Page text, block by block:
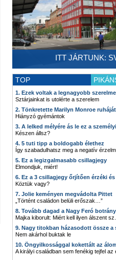
ITT JÁRTUNK:
TOP
1. Ezek voltak a legnagyobb
Sztárjainkat is utolérte a szerelem
2. Tönkretette Marilyn Monroe
Hiányzó gyémántok
3. A lelked mélyére ás le ez a
Készen állsz?
4. 5 tuti tipp a boldogabb élethez
Így szabadulhatsz meg a negatív
5. Ez a legizgalmasabb csillagjegy
Elmondjuk, miért!
6. Ez a 3 csillagjegy őrjítően érzéki
Köztük vagy?
7. Jolie keményen megvádolta Pittet
„Történt családon belüli erőszak…”
8. Tovább dagad a Nagy Feró
Majka kiborult: Miért kell ilyen álszent
9. Nagy titokban házasodott össze a
Nem akárhol buktak le
10. Öngyilkossággal kokettált az
A királyi családban sem fenékig tejfel az